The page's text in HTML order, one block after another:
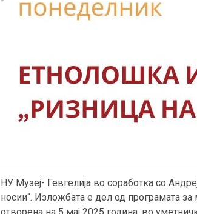
НУ Музеј- Гевгелија во соработка со
носии“. Изложбата е дел од програмата за